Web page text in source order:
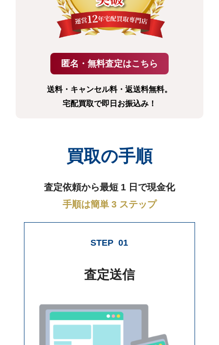
送料・キャンセル料・返送料無料。
宅配買取で即日お振込み！
買取の手順
査定依頼から最短 1 日で現金化
手順は簡単 3 ステップ
STEP 01
査定送信